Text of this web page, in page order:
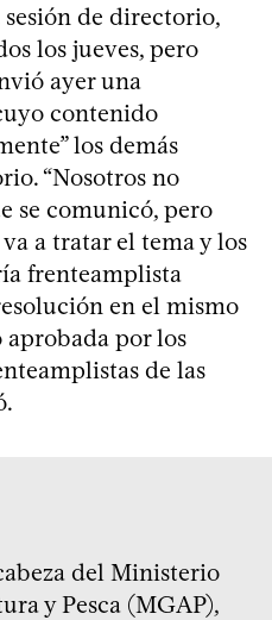
de directorio,
los jueves, pero
ayer una
contenido
los demás
“Nosotros no
se comunicó, pero
a tratar el tema y los
frenteamplista
en el mismo
aprobada por los
de las
del Ministerio
y Pesca (MGAP),